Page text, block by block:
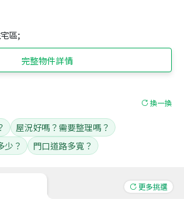
區;
完整物件詳情
更多挑選
換一換
屋況好嗎？需要整理嗎？
少？
門口道路多寬？